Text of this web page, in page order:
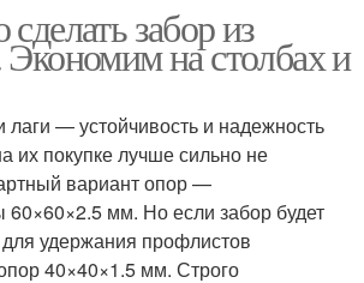
забор из
на столбах и
— устойчивость и надежность
их покупке лучше сильно не
вариант опор —
мм. Но если забор будет
удержания профлистов
40×40×1.5 мм. Строго